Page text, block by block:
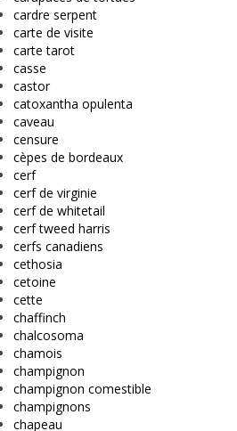
cardre serpent
carte de visite
carte tarot
casse
castor
catoxantha opulenta
caveau
censure
cèpes de bordeaux
cerf
cerf de virginie
cerf de whitetail
cerf tweed harris
cerfs canadiens
cethosia
cetoine
cette
chaffinch
chalcosoma
chamois
champignon
champignon comestible
champignons
chapeau